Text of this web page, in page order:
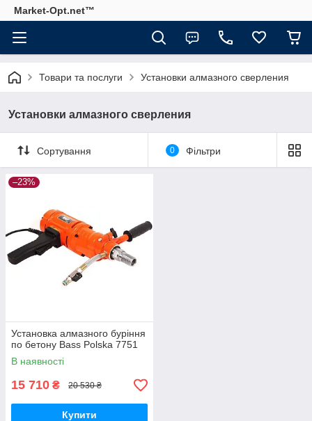
Market-Opt.net™
Товари та послуги Установки алмазного сверления
Установки алмазного сверления
Сортування 0 Фільтри
–23%
Установка алмазного буріння
по бетону Bass Polska 7751
В наявності
15 710 ₴ 20 530 ₴
Купити